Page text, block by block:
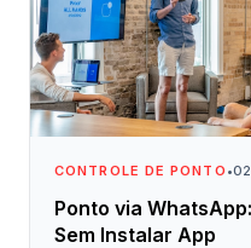
CONTROLE DE PONTO •
Ponto via
Sem Instalar App